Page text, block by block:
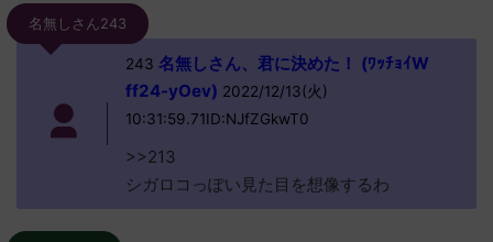
名無しさん243
243 名無しさん、君に決めた！ (ﾜｯﾁｮｲW
ff24-yOev) 2022/12/13(火)
10:31:59.71ID:NJfZGkwT0
>>213
シガロコっぽい見た目を想像するわ